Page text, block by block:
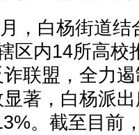
白杨街道结
区内14所高校
联盟，全力
著，白杨派
。截至目前